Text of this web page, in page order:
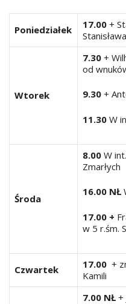
Poniedziałek 17.00 +
Wtorek
7.30 +
od
9.30 +
11.30 W
Środa
8.00 W
Zmarłych
16.00 NŁ
17.00 +
w 5 r.śm.
Czwartek 17.00 +
Kamili
7.00 NŁ +